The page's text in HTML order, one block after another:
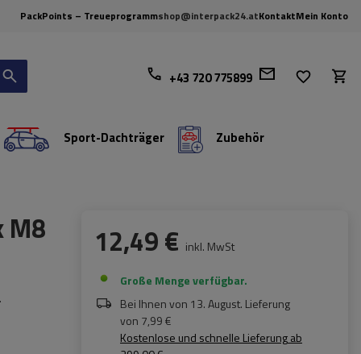
PackPoints – Treueprogrammshop@interpack24.atKontaktMein Konto
+43 720 775899
Sport-Dachträger Zubehör
M8
12,49 € inkl. MwSt
Große Menge verfügbar
Bei Ihnen von 13. August. Lieferung
von 7,99 €
Kostenlose und schnelle Lieferungab